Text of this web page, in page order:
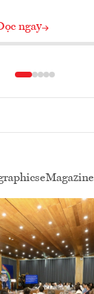
ngay
eMagazine